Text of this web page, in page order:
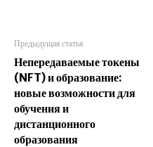
Предыдущая статья
Непередаваемые токены
(NFT) и образование:
новые возможности для
обучения и
дистанционного
образования